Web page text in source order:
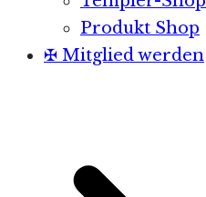
Produkt Shop
✠ Mitglied werden